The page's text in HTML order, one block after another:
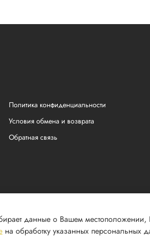
Политика конфиденциальности
Условия обмена и возврата
Обратная связь
ИНН 1831174030 КПП 184001001 ОГРН
данные о Вашем
на обработку указанных персональных